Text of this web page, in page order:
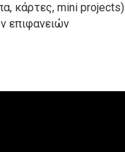
κάρτες, mini projects)
επιφανειών